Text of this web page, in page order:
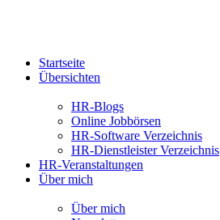
Startseite
Übersichten
HR-Blogs
Online Jobbörsen
HR-Software Verzeichnis
HR-Dienstleister Verzeichnis
HR-Veranstaltungen
Über mich
Über mich